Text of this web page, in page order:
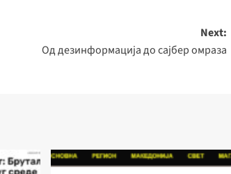
стрела/
Долна
на
Next:
Од дезинформација до сајбер омраза